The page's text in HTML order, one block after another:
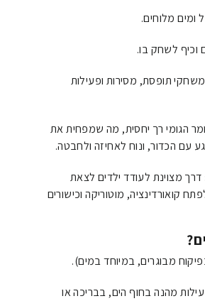
ומים מלוחים.
וכיף לשחק בו.
תופסת, מסירות ופעילות
הגומי רך יחסית, מה שמפחית את
עם הכדור, ונוח לאחיזה ולחבטה.
דרך מצוינת לעודד ילדים לצאת
קואורדינציה, מוטוריקה וכישורים
מבוגרים, במיוחד במים).
מהנה בחוף הים, בבריכה או